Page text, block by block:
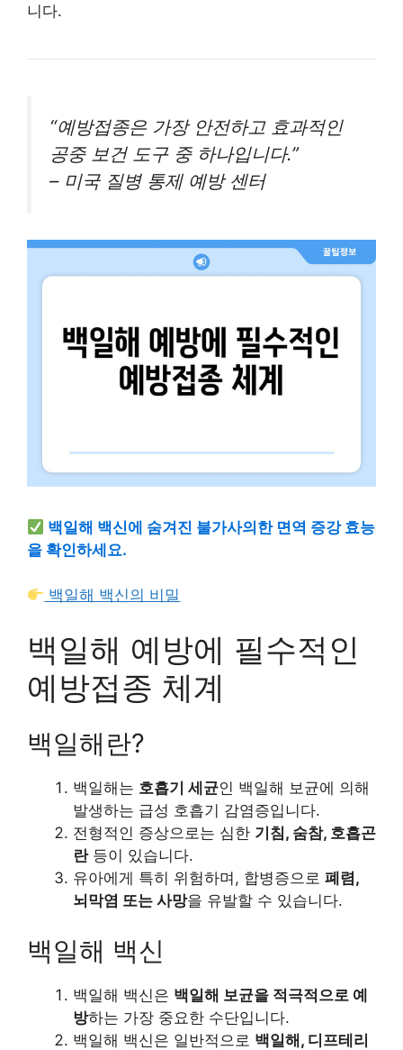
니다.
“예방접종은 가장 안전하고 효과적인
공중 보건 도구 중 하나입니다.”
– 미국 질병 통제 예방 센터
백일해 백신에 숨겨진 불가사의한 면역 증강 효능
을 확인하세요.
백일해 백신의 비밀
백일해 예방에 필수적인
예방접종 체계
백일해란?
백일해는 호흡기 세균인 백일해 보균에 의해
발생하는 급성 호흡기 감염증입니다.
전형적인 증상으로는 심한 기침, 숨참, 호흡곤
란등이 있습니다.
유아에게 특히 위험하며, 합병증으로 폐렴,
뇌막염 또는 사망을 유발할 수 있습니다.
백일해 백신
백일해 백신은 백일해 보균을 적극적으로 예
방하는 가장 중요한 수단입니다.
백일해 백신은 일반적으로 백일해, 디프테리